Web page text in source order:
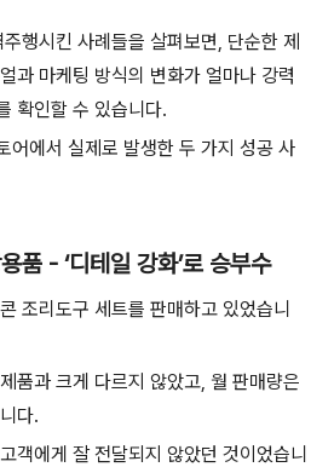
행시킨 사례들을 살펴보면, 단순한 제
과 마케팅 방식의 변화가 얼마나 강력
확인할 수 있습니다.
어에서 실제로 발생한 두 가지 성공 사
품 - ‘디테일 강화’로 승부수
조리도구 세트를 판매하고 있었습니
품과 크게 다르지 않았고, 월 판매량은
다.
객에게 잘 전달되지 않았던 것이었습니